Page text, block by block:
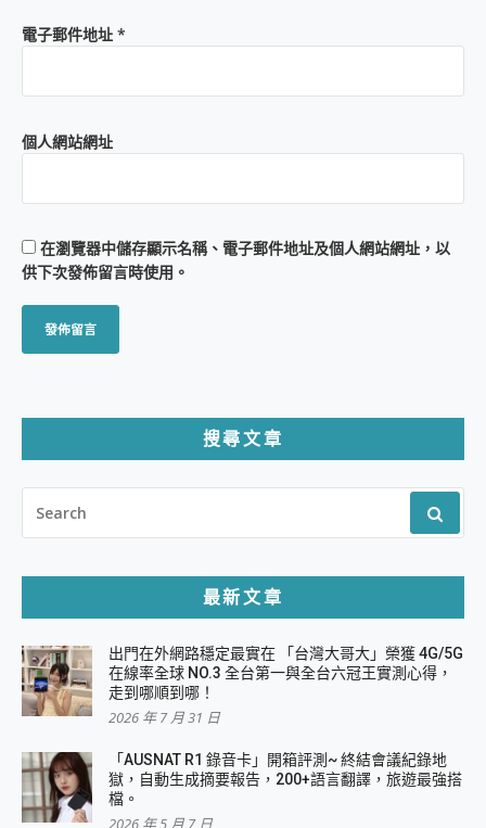
電子郵件地址 *
個人網站網址
在瀏覽器中儲存顯示名稱、電子郵件地址及個人網站網址，以
供下次發佈留言時使用。
搜尋文章
FOR:
最新文章
出門在外網路穩定最實在 「台灣大哥大」榮獲 4G/5G
在線率全球 NO.3 全台第一與全台六冠王實測心得，
走到哪順到哪！
2026 年 7 月 31 日
「AUSNAT R1 錄音卡」開箱評測~ 終結會議紀錄地
獄，自動生成摘要報告，200+語言翻譯，旅遊最強搭
檔。
2026 年 5 月 7 日